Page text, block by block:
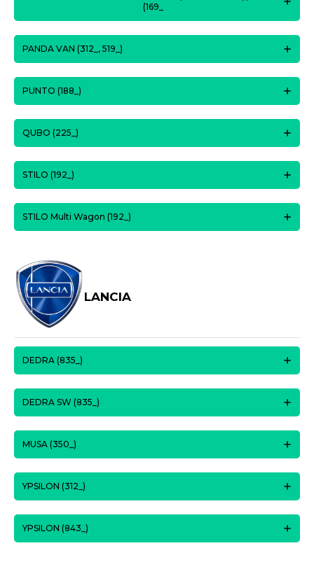
(169_
PANDA VAN (312_, 519_)
PUNTO (188_)
QUBO (225_)
STILO (192_)
STILO Multi Wagon (192_)
LANCIA
DEDRA (835_)
DEDRA SW (835_)
MUSA (350_)
YPSILON (312_)
YPSILON (843_)